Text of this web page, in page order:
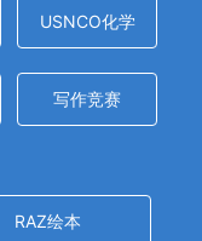
USNCO化学
写作竞赛
RAZ绘本